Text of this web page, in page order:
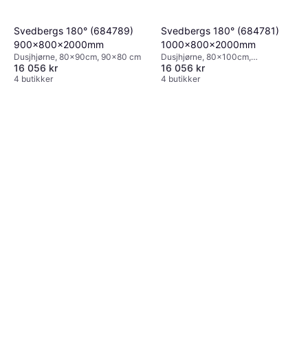
Svedbergs 180° (684789)
900x800x2000mm
Dusjhjørne, 80x90cm, 90x80 cm
16 056 kr
4 butikker
Svedbergs 180° (684781)
1000x800x2000mm
Dusjhjørne, 80x100cm,
100x80cm
16 056 kr
4 butikker